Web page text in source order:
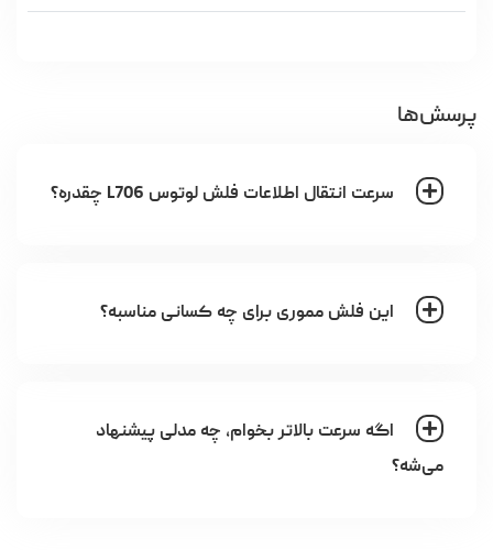
پرسش‌ها
سرعت انتقال اطلاعات فلش لوتوس L706 چقدره؟
این فلش مموری برای چه کسانی مناسبه؟
اگه سرعت بالاتر بخوام، چه مدلی پیشنهاد
می‌شه؟